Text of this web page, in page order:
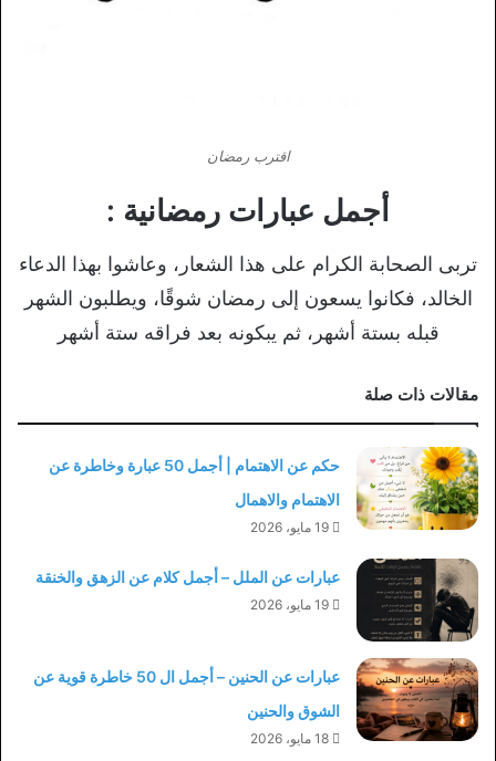
اقترب رمضان
أجمل عبارات رمضانية :
تربى الصحابة الكرام على هذا الشعار، وعاشوا بهذا الدعاء
الخالد، فكانوا يسعون إلى رمضان شوقًا، ويطلبون الشهر
قبله بستة أشهر، ثم يبكونه بعد فراقه ستة أشهر
مقالات ذات صلة
حكم عن الاهتمام | أجمل 50 عبارة وخاطرة عن
الاهتمام والاهمال
19 مايو، 2026
عبارات عن الملل – أجمل كلام عن الزهق والخنقة
19 مايو، 2026
عبارات عن الحنين – أجمل ال 50 خاطرة قوية عن
الشوق والحنين
18 مايو، 2026